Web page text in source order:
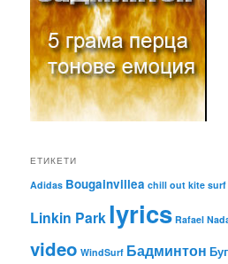
ЕТИКЕТИ
Adidas Bougainvillea chill out kite surf
Linkin Parklyrics Rafael
video WindSurf Бадминтон